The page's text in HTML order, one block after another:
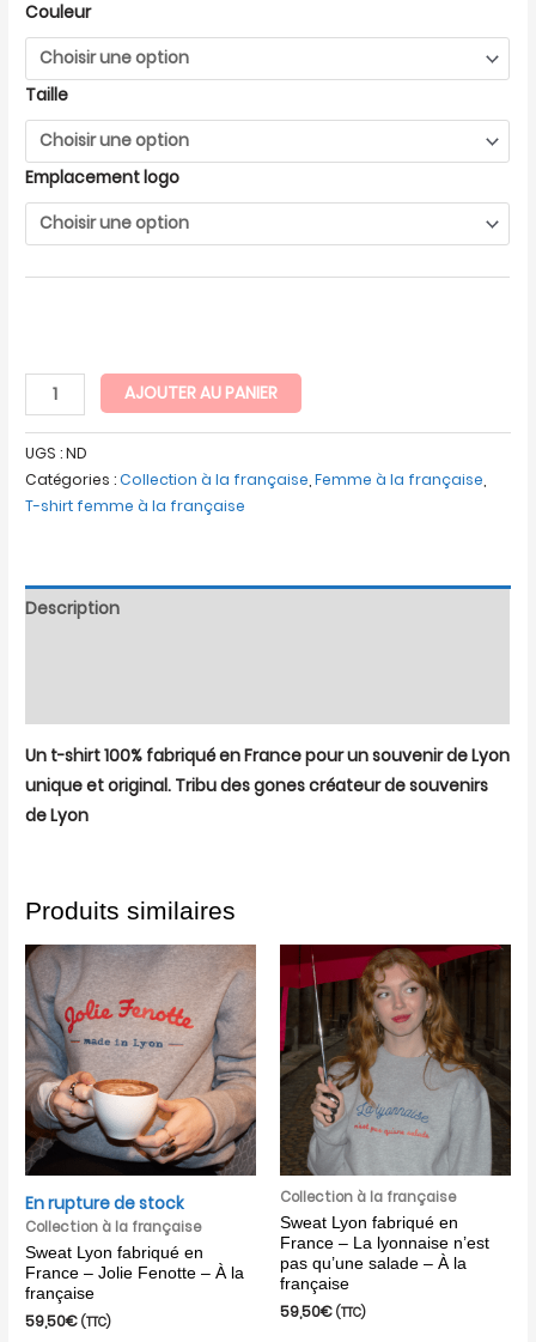
Couleur
Taille
Emplacement logo
AJOUTER AU PANIER
UGS :ND
Catégories :Collection à la française ,Femme à la française
T-shirt femme à la française
Description
Un t-shirt 100% fabriqué en France pour un souvenir de Lyon
unique et original. Tribu des gones créateur de souvenirs
de Lyon
Produits similaires
En rupture de stock
Collection à la française
Sweat Lyon fabriqué en
France – Jolie Fenotte – À la
française
59,50€ (TTC)
Collection à la française
Sweat Lyon fabriqué en
France – La lyonnaise n’est
pas qu’une salade – À la
française
59,50€ (TTC)